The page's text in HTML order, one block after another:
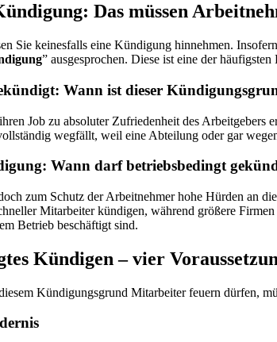
Das müssen
Sie keinesfalls eine Kündigung hinnehmen.
” ausgesprochen. Diese ist eine der
Wann ist dieser
Job zu absoluter Zufriedenheit des Arbeitgebers
wegfällt, weil eine Abteilung oder gar
Wann darf betriebsbedingt
zum Schutz der Arbeitnehmer hohe Hürden an
Mitarbeiter kündigen, während größere
Betrieb beschäftigt sind.
Kündigen – vier
Kündigungsgrund Mitarbeiter feuern dürfen,